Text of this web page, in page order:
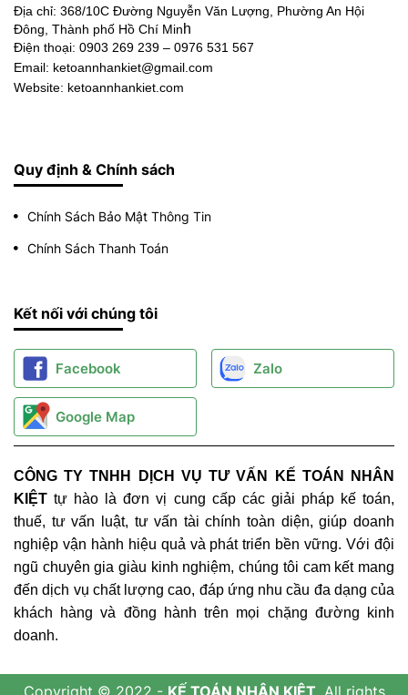
Địa chỉ: 368/10C Đường Nguyễn Văn Lượng, Phường An Hội
Đông, Thành phố Hồ Chí Minh
Điện thoại: 0903 269 239 – 0976 531 567
Email: ketoannhankiet@gmail.com
Website: ketoannhankiet.com
Quy định & Chính sách
Chính Sách Bảo Mật Thông Tin
Chính Sách Thanh Toán
Kết nối với chúng tôi
Facebook Zalo
Google Map
CÔNG TY TNHH DỊCH VỤ TƯ VẤN KẾ TOÁN NHÂN
KIỆT tự hào là đơn vị cung cấp các giải pháp kế toán,
thuế, tư vấn luật, tư vấn tài chính toàn diện, giúp doanh
nghiệp vận hành hiệu quả và phát triển bền vững. Với đội
ngũ chuyên gia giàu kinh nghiệm, chúng tôi cam kết mang
đến dịch vụ chất lượng cao, đáp ứng nhu cầu đa dạng của
khách hàng và đồng hành trên mọi chặng đường kinh
doanh.